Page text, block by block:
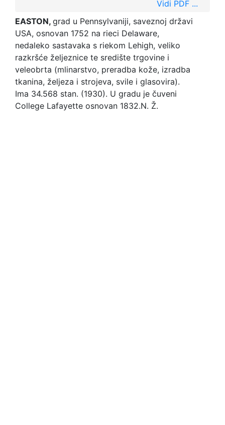
Vidi PDF ...
EASTON, grad u Pennsylvaniji, saveznoj državi
USA, osnovan 1752 na rieci Delaware,
nedaleko sastavaka s riekom Lehigh, veliko
razkršće željeznice te središte trgovine i
veleobrta (mlinarstvo, preradba kože, izradba
tkanina, željeza i strojeva, svile i glasovira).
Ima 34.568 stan. (1930). U gradu je čuveni
College Lafayette osnovan 1832.N. Ž.